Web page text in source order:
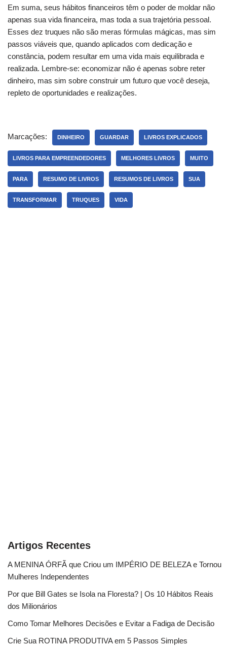
Em suma, seus hábitos financeiros têm o poder de moldar não
apenas sua vida financeira, mas toda a sua trajetória pessoal.
Esses dez truques não são meras fórmulas mágicas, mas sim
passos viáveis que, quando aplicados com dedicação e
constância, podem resultar em uma vida mais equilibrada e
realizada. Lembre-se: economizar não é apenas sobre reter
dinheiro, mas sim sobre construir um futuro que você deseja,
repleto de oportunidades e realizações.
Marcações: DINHEIRO GUARDAR LIVROS EXPLICADOS
LIVROS PARA EMPREENDEDORES MELHORES LIVROS MUITO
PARA RESUMO DE LIVROS RESUMOS DE LIVROS SUA
TRANSFORMAR TRUQUES VIDA
Artigos Recentes
A MENINA ÓRFÃ que Criou um IMPÉRIO DE BELEZA e Tornou
Mulheres Independentes
Por que Bill Gates se Isola na Floresta? | Os 10 Hábitos Reais
dos Milionários
Como Tomar Melhores Decisões e Evitar a Fadiga de Decisão
Crie Sua ROTINA PRODUTIVA em 5 Passos Simples